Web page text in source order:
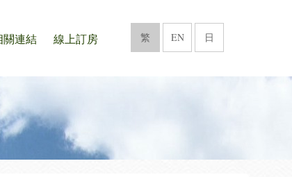
關連結 線上訂房 繁 EN 日